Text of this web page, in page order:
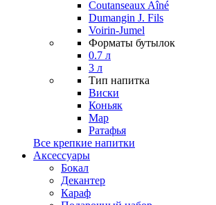
Coutanseaux Aîné
Dumangin J. Fils
Voirin-Jumel
Форматы бутылок
0.7 л
3 л
Тип напитка
Виски
Коньяк
Мар
Ратафья
Все крепкие напитки
Аксессуары
Бокал
Декантер
Караф